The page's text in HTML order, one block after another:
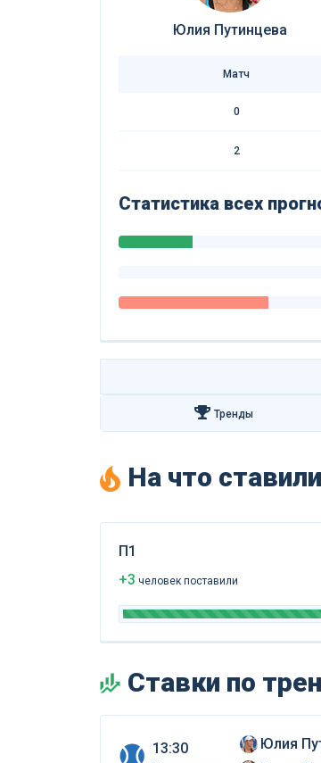
Юлия Путинцева
Матч
0
2
Статистика всех
Тренды
На что
П1
+3 человек поставили
Ставки по
13:30
Юлия